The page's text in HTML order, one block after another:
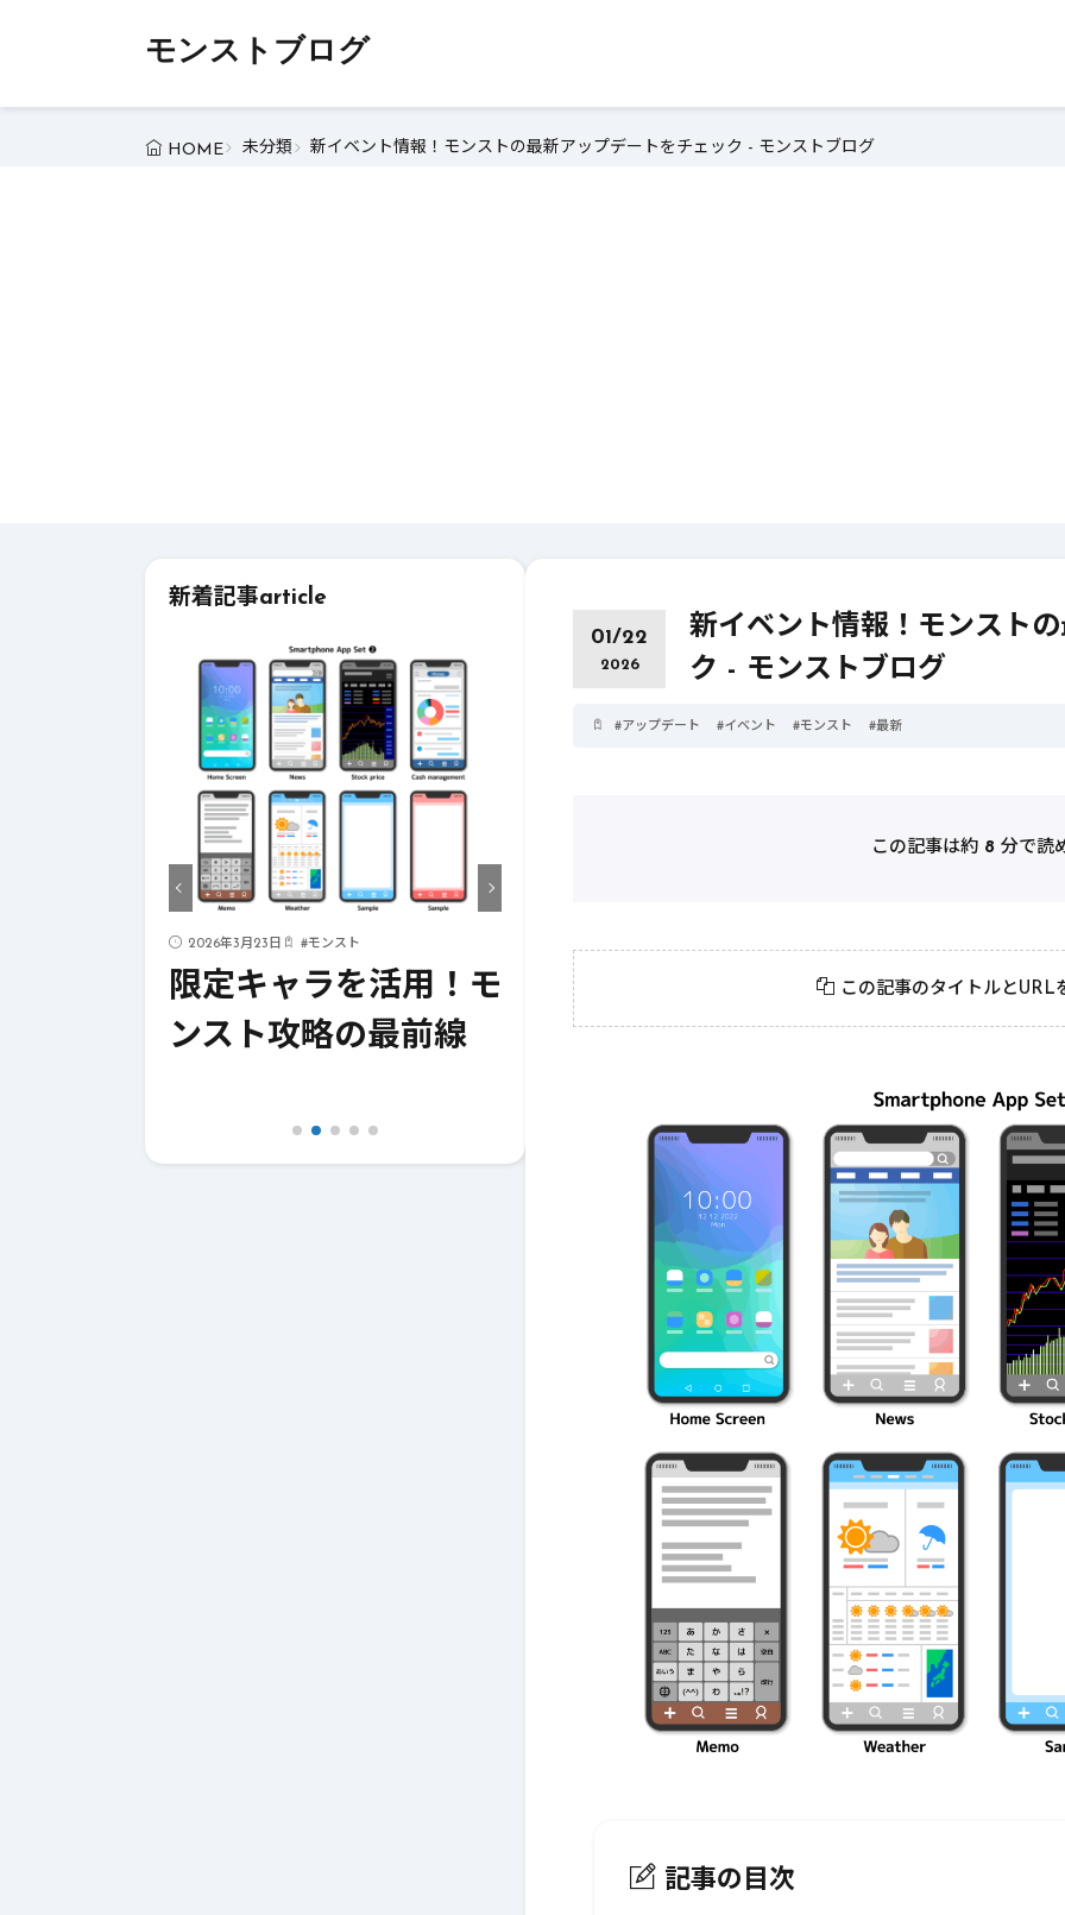
モンストブログ
HOME 未分類 新イベント情報！モンストの最新アップデートをチェック - モンストブログ
新着記事article
2026年3月23日 #モンスト
限定キャラを活用！モ
ンスト攻略の最前線
モンスト攻略に役立
つ！おすすめパーティ
絶対に知っ
モンスト攻
ク10選
01/22
2026
新イベント情報！モンスト
ク - モンストブログ
#アップデート #イベント #モンスト #最新
この記事は約 8 分で読
この記事のタイトルとURL
記事の目次